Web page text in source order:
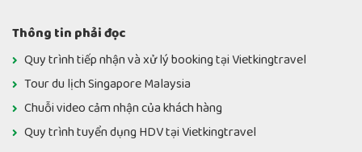
Thông tin phải đọc
Quy trình tiếp nhận và xử lý booking tại Vietkingtravel
Tour du lịch Singapore Malaysia
Chuỗi video cảm nhận của khách hàng
Quy trình tuyển dụng HDV tại Vietkingtravel